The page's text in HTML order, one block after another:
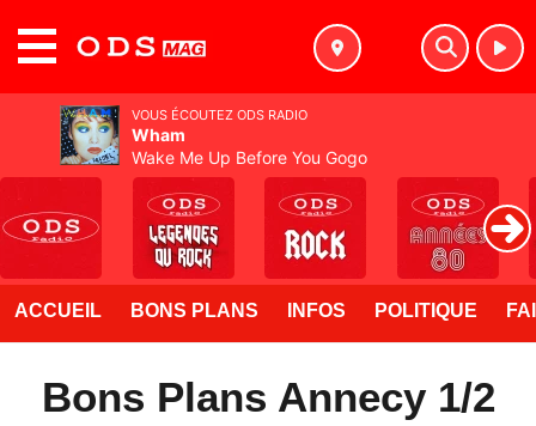
ACCUEIL BONS PLANS INFOS POLITIQUE
Bons Plans Annecy 1/2
VOUS ÉCOUTEZ ODS RADIO
Wham
Wake Me Up Before You Gogo